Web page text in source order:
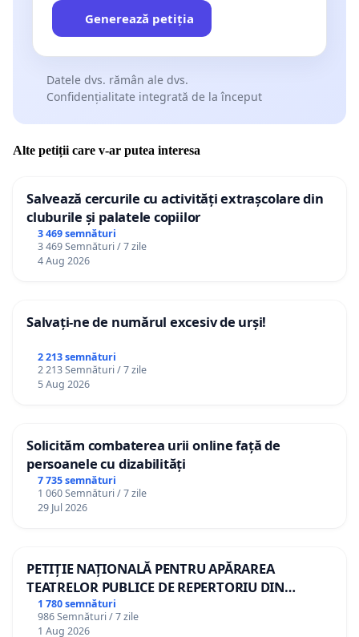
Generează petiția
Datele dvs. rămân ale dvs.
Confidențialitate integrată de la început
Alte petiții care v-ar putea interesa
Salvează cercurile cu activități extrașcolare din
cluburile și palatele copiilor
3 469 semnături
3 469 Semnături / 7 zile
4 Aug 2026
Salvați-ne de numărul excesiv de urși!
2 213 semnături
2 213 Semnături / 7 zile
5 Aug 2026
Solicităm combaterea urii online față de
persoanele cu dizabilități
7 735 semnături
1 060 Semnături / 7 zile
29 Jul 2026
PETIȚIE NAȚIONALĂ PENTRU APĂRAREA
TEATRELOR PUBLICE DE REPERTORIU DIN
ROMÂNIA
1 780 semnături
986 Semnături / 7 zile
1 Aug 2026